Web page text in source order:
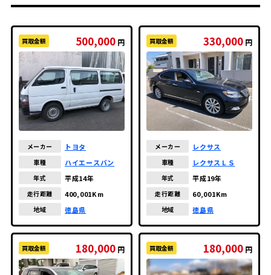
買取金額 500,000 円
メーカー トヨタ
車種 ハイエースバン
年式 平成14年
走行距離 400,001Km
地域 徳島県
買取金額 330,000 円
メーカー レクサス
車種 レクサスＬＳ
年式 平成19年
走行距離 60,001Km
地域 徳島県
買取金額 180,000 円 買取金額 180,000 円